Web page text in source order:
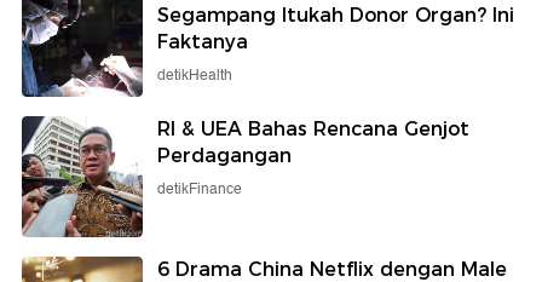
Segampang Itukah Donor Organ? Ini
Faktanya
detikHealth
RI & UEA Bahas Rencana Genjot
Perdagangan
detikFinance
6 Drama China Netflix dengan Male